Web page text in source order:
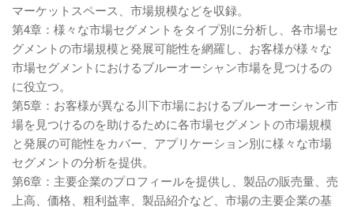
マーケットスペース、市場規模などを収録。
第4章：様々な市場セグメントをタイプ別に分析し、各市場セ
グメントの市場規模と発展可能性を網羅し、お客様が様々な
市場セグメントにおけるブルーオーシャン市場を見つけるの
に役立つ。
第5章：お客様が異なる川下市場におけるブルーオーシャン市
場を見つけるのを助けるために各市場セグメントの市場規模
と発展の可能性をカバー、アプリケーション別に様々な市場
セグメントの分析を提供。
第6章：主要企業のプロフィールを提供し、製品の販売量、売
上高、価格、粗利益率、製品紹介など、市場の主要企業の基